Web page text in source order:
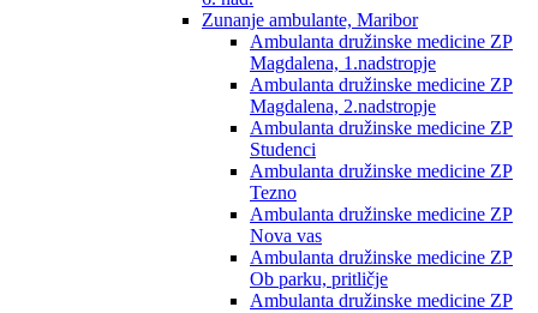
Zunanje ambulante, Maribor
Ambulanta družinske medicine ZP
Magdalena, 1.nadstropje
Ambulanta družinske medicine ZP
Magdalena, 2.nadstropje
Ambulanta družinske medicine ZP
Studenci
Ambulanta družinske medicine ZP
Tezno
Ambulanta družinske medicine ZP
Nova vas
Ambulanta družinske medicine ZP
Ob parku, pritličje
Ambulanta družinske medicine ZP